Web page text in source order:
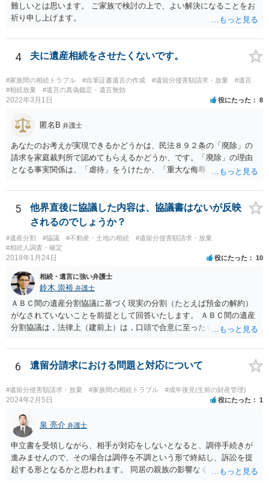
難しいとは思います。 ご家族で検討の上で、よい解決になることをお
祈り申し上げます。
4 夫に遺産相続をさせたくないです。
#家族間の相続トラブル #自筆証書遺言の作成 #遺留分侵害額請求・放棄
#遺言
#相続放棄
#遺言の真偽鑑定・遺言無効
2022年3月1日 役にたった 8
匿名B 弁護士
あなたのお考えが実現できるかどうかは、民法８９２条の「廃除」の
請求を家庭裁判所で認めてもらえるかどうか、です。「廃除」の理由
となる事実関係は、「虐待」をうけたか、「重大な侮辱」を受けた
「廃除」は遺言でも可能です（民法８９３条）。 弁護士に具体的な事
情を話して相談して、「廃除」が可能か、実際に法律相談を受けるこ
とをお勧めします。
5
他界直後に協議した内容は、協議書はないが反映
されるのでしょうか？
#遺産分割 #協議 #不動産・土地の相続
#遺留分侵害額請求・放棄
#相続人調査・確定
2018年1月24日 役にたった 10
相続・遺言に強い弁護士
鈴木 崇裕 弁護士
ＡＢＣ間の遺産分割協議に基づく現実の分割（たとえば預金の解約）
がなされていないことを前提として回答いたします。 ＡＢＣ間の遺産
分割協議は，法律上（建前上）は，口頭で合意に至ったものであって
ん。 また，不動産の名義を移転するためには，遺産分割協議書への署
名捺印を得る必要があります。 したがって，残念ながら，「ＡＢＣ間
の遺産分割協議が有効に成立している」という前提に基づく主張は困
難と思われます。 「ＡＢＣ間の遺産分割協議は未了のまま，ＡとＢが
死亡し，二次相続が発生した」という前提に基づいて協議を進める必
議の内容を前提とした主張をすることが最も有利ですが，ＡＢの相続
人は応じない姿勢を示していることから，実現は困難だと思います。
主張としては維持しつつも，現実的な解決方法（遺産分割協議の落と
しどころ）としては，譲歩することを甘受しなければならないかもし
れません。
6 遺留分請求における問題と対応について
#遺留分侵害額請求・放棄 #家族間の相続トラブル #成年後見(生前の財産管理)
2024年2月5日 役にたった 1
泉 亮介 弁護士
申立書を受領しながら、相手が対応をしないとなると、調停手続きが
進みませんので、その場合は調停を不調という形で終結し、訴訟を提
起する形となるかと思われます。 同居の親族の影響なく、というのは